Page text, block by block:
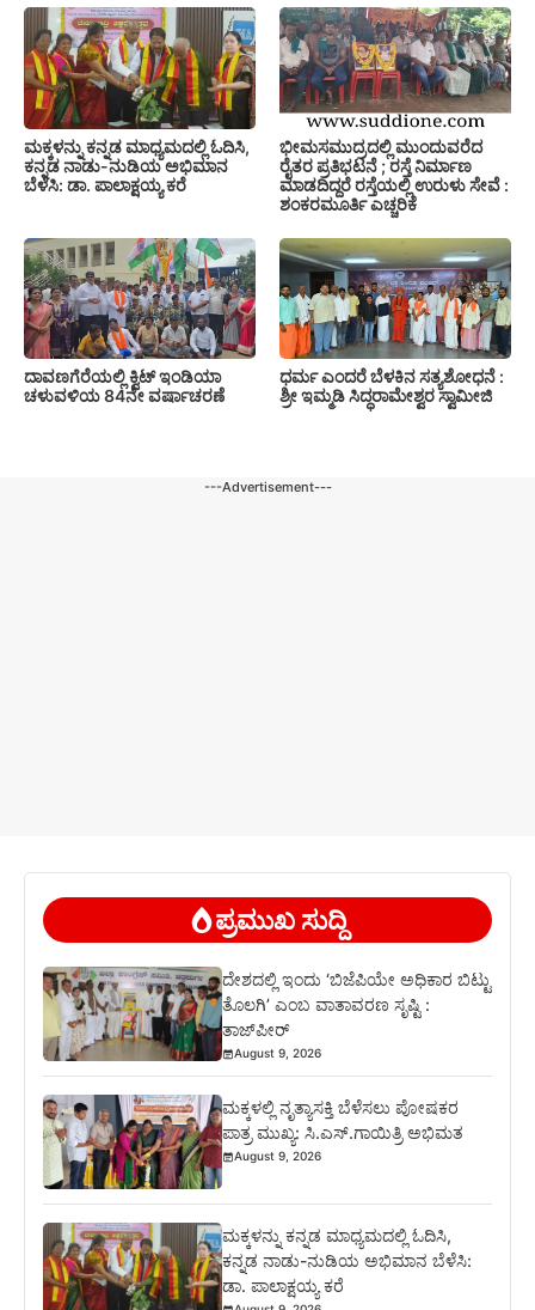
ಮಕ್ಕಳನ್ನು ಕನ್ನಡ ಮಾಧ್ಯಮದಲ್ಲಿ ಓದಿಸಿ,
ಕನ್ನಡ ನಾಡು-ನುಡಿಯ ಅಭಿಮಾನ
ಬೆಳೆಸಿ: ಡಾ. ಪಾಲಾಕ್ಷಯ್ಯ ಕರೆ
ಭೀಮಸಮುದ್ರದಲ್ಲಿ ಮುಂದುವರೆದ
ರೈತರ ಪ್ರತಿಭಟನೆ ; ರಸ್ತೆ ನಿರ್ಮಾಣ
ಮಾಡದಿದ್ದರೆ ರಸ್ತೆಯಲ್ಲಿ ಉರುಳು ಸೇವೆ :
ಶಂಕರಮೂರ್ತಿ ಎಚ್ಚರಿಕೆ
ದಾವಣಗೆರೆಯಲ್ಲಿ ಕ್ವಿಟ್ ಇಂಡಿಯಾ
ಚಳುವಳಿಯ 84ನೇ ವರ್ಷಾಚರಣೆ
ಧರ್ಮ ಎಂದರೆ ಬೆಳಕಿನ ಸತ್ಯಶೋಧನೆ :
ಶ್ರೀ ಇಮ್ಮಡಿ ಸಿದ್ಧರಾಮೇಶ್ವರ ಸ್ವಾಮೀಜಿ
---Advertisement---
ಪ್ರಮುಖ ಸುದ್ದಿ
ದೇಶದಲ್ಲಿ ಇಂದು ‘ಬಿಜೆಪಿಯೇ ಅಧಿಕಾರ ಬಿಟ್ಟು
ತೊಲಗಿ’ ಎಂಬ ವಾತಾವರಣ ಸೃಷ್ಟಿ :
ತಾಜ್‌ಪೀರ್
August 9, 2026
ಮಕ್ಕಳಲ್ಲಿ ನೃತ್ಯಾಸಕ್ತಿ ಬೆಳೆಸಲು ಪೋಷಕರ
ಪಾತ್ರ ಮುಖ್ಯ: ಸಿ.ಎಸ್.ಗಾಯಿತ್ರಿ ಅಭಿಮತ
August 9, 2026
ಮಕ್ಕಳನ್ನು ಕನ್ನಡ ಮಾಧ್ಯಮದಲ್ಲಿ ಓದಿಸಿ,
ಕನ್ನಡ ನಾಡು-ನುಡಿಯ ಅಭಿಮಾನ ಬೆಳೆಸಿ:
ಡಾ. ಪಾಲಾಕ್ಷಯ್ಯ ಕರೆ